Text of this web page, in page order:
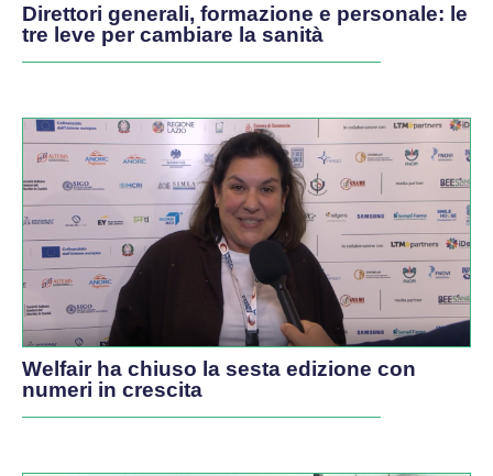
Direttori generali, formazione e personale: le
tre leve per cambiare la sanità
Welfair ha chiuso la sesta edizione con
numeri in crescita